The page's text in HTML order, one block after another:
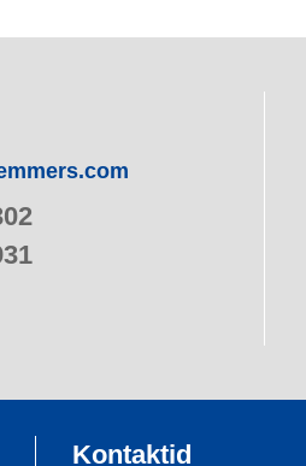
Kontaktid